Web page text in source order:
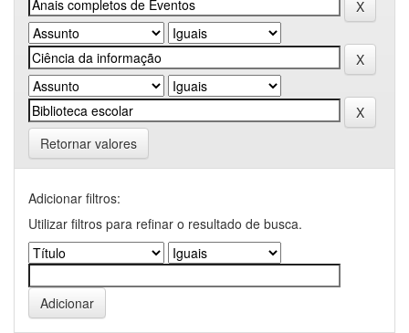
Retornar valores
Adicionar filtros:
Utilizar filtros para refinar o resultado de busca.